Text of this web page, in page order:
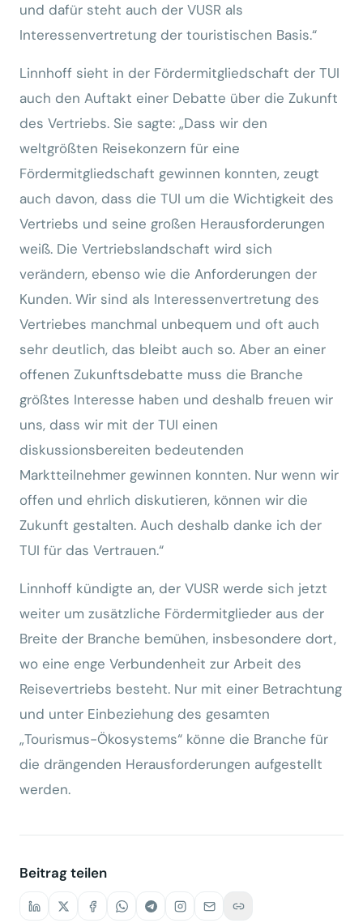
und dafür steht auch der VUSR als
Interessenvertretung der touristischen Basis.“
Linnhoff sieht in der Fördermitgliedschaft der TUI
auch den Auftakt einer Debatte über die Zukunft
des Vertriebs. Sie sagte: „Dass wir den
weltgrößten Reisekonzern für eine
Fördermitgliedschaft gewinnen konnten, zeugt
auch davon, dass die TUI um die Wichtigkeit des
Vertriebs und seine großen Herausforderungen
weiß. Die Vertriebslandschaft wird sich
verändern, ebenso wie die Anforderungen der
Kunden. Wir sind als Interessenvertretung des
Vertriebes manchmal unbequem und oft auch
sehr deutlich, das bleibt auch so. Aber an einer
offenen Zukunftsdebatte muss die Branche
größtes Interesse haben und deshalb freuen wir
uns, dass wir mit der TUI einen
diskussionsbereiten bedeutenden
Marktteilnehmer gewinnen konnten. Nur wenn wir
offen und ehrlich diskutieren, können wir die
Zukunft gestalten. Auch deshalb danke ich der
TUI für das Vertrauen.“
Linnhoff kündigte an, der VUSR werde sich jetzt
weiter um zusätzliche Fördermitglieder aus der
Breite der Branche bemühen, insbesondere dort,
wo eine enge Verbundenheit zur Arbeit des
Reisevertriebs besteht. Nur mit einer Betrachtung
und unter Einbeziehung des gesamten
„Tourismus-Ökosystems“ könne die Branche für
die drängenden Herausforderungen aufgestellt
werden.
Beitrag teilen